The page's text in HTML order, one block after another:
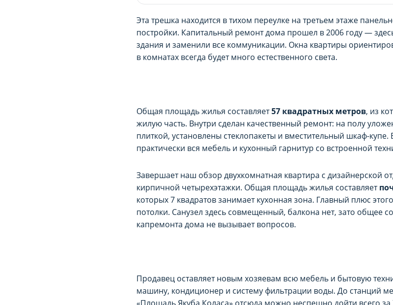
Эта трешка находится в тихом переулке на третьем этаже
постройки. Капитальный ремонт дома прошел в 2006 году —
здания и заменили все коммуникации. Окна квартиры
в комнатах всегда будет много естественного света.
Общая площадь жилья составляет57 квадратных метров, из
жилую часть. Внутри сделан качественный ремонт: на полу
плиткой, установлены стеклопакеты и вместительный шкаф-купе.
практически вся мебель и кухонный гарнитур со встроенной
Завершает наш обзор двухкомнатная квартира с дизайнерской
кирпичной четырехэтажки. Общая площадь жилья составляет
которых 7 квадратов занимает кухонная зона. Главный плюс
потолки. Санузел здесь совмещенный, балкона нет, зато общее
капремонта дома не вызывает вопросов.
Продавец оставляет новым хозяевам всю мебель и бытовую
машину, кондиционер и систему фильтрации воды. До станций
Рекламные cookie-файлы
Рекламные cookie-файлы используются для целей маркетинга и
Рекламные cookie-файлы
Рекламные cookie-файлы используются для целей маркетинга и